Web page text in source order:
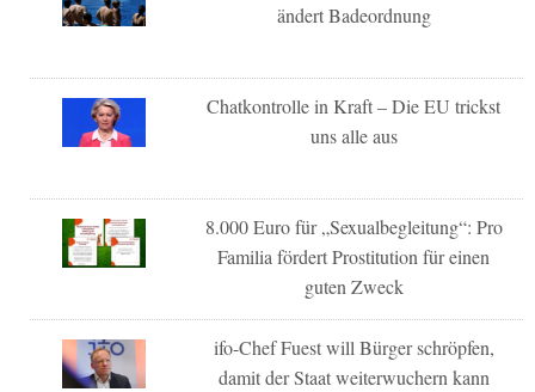
ändert Badeordnung
Chatkontrolle in Kraft – Die EU trickst
uns alle aus
8.000 Euro für „Sexualbegleitung“: Pro
Familia fördert Prostitution für einen
guten Zweck
ifo-Chef Fuest will Bürger schröpfen,
damit der Staat weiterwuchern kann